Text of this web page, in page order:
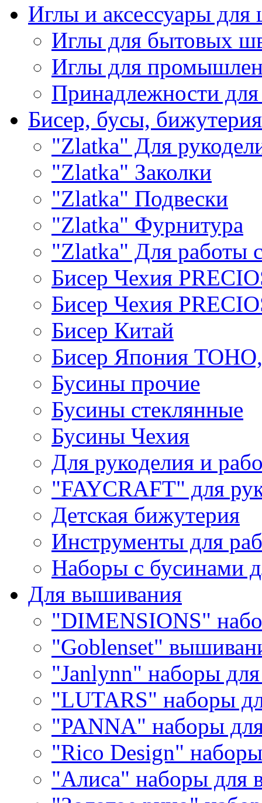
Иглы и аксессуары
Иглы для бытовых
Иглы для
Принадлежности
Бисер, бусы, бижутерия
"Zlatka" Для
"Zlatka" Заколки
"Zlatka" Подвески
"Zlatka" Фурнитура
"Zlatka" Для работы
Бисер Чехия
Бисер Чехия
Бисер Китай
Бисер Япония
Бусины прочие
Бусины стеклянные
Бусины Чехия
Для рукоделия и
"FAYCRAFT" для
Детская бижутерия
Инструменты для
Наборы с бусинами
Для вышивания
"DIMENSIONS"
"Goblenset"
"Janlynn" наборы
"LUTARS" наборы
"PANNA" наборы
"Rico Design"
"Алиса" наборы для